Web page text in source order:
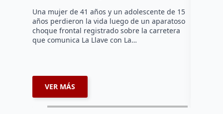
Una mujer de 41 años y un adolescente de 15
años perdieron la vida luego de un aparatoso
choque frontal registrado sobre la carretera
que comunica La Llave con La…
VER MÁS